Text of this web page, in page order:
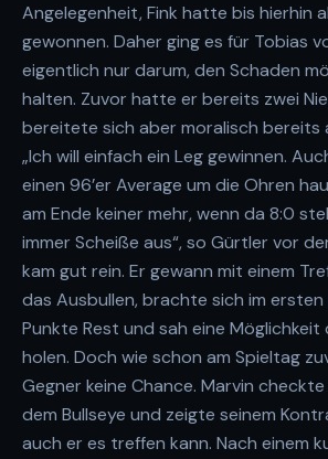
Angelegenheit, Fink hatte bis hierhin
gewonnen. Daher ging es für Tobias
eigentlich nur darum, den Schaden
halten. Zuvor hatte er bereits zwei
bereitete sich aber moralisch bereits
„Ich will einfach ein Leg gewinnen.
einen 96’er Average um die Ohren
am Ende keiner mehr, wenn da 8:0
immer Scheiße aus“, so Gürtler vor
kam gut rein. Er gewann mit einem
das Ausbullen, brachte sich im ersten
Punkte Rest und sah eine Möglichkeit
holen. Doch wie schon am Spieltag
Gegner keine Chance. Marvin
dem Bullseye und zeigte seinem
auch er es treffen kann. Nach einem